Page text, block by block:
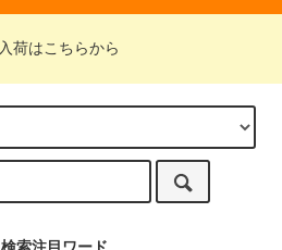
荷はこちらから